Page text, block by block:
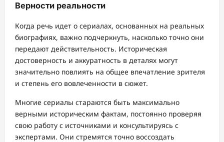
Верности реальности
Когда речь идет о сериалах, основанных на реальных
биографиях, важно подчеркнуть, насколько точно они
передают действительность. Историческая
достоверность и аккуратность в деталях могут
значительно повлиять на общее впечатление зрителя
и степень его вовлеченности в сюжет.
Многие сериалы стараются быть максимально
верными историческим фактам, постоянно проверяя
свою работу с источниками и консультируясь с
экспертами. Они стремятся точно воссоздать